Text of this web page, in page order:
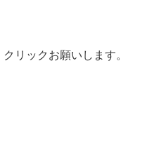
リックお願いします。